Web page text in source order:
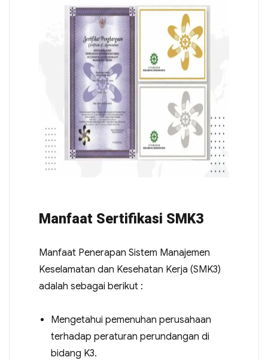
Manfaat Sertifikasi SMK3
Manfaat Penerapan Sistem Manajemen
Keselamatan dan Kesehatan Kerja (SMK3)
adalah sebagai berikut :
Mengetahui pemenuhan perusahaan
terhadap peraturan perundangan di
bidang K3.